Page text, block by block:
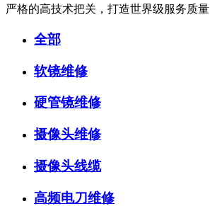
严格的高技术把关，打造世界级服务质量
全部
软镜维修
硬管镜维修
摄像头维修
摄像头线缆
高频电刀维修